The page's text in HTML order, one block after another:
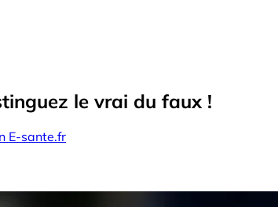
le vrai du faux !
E-sante.fr